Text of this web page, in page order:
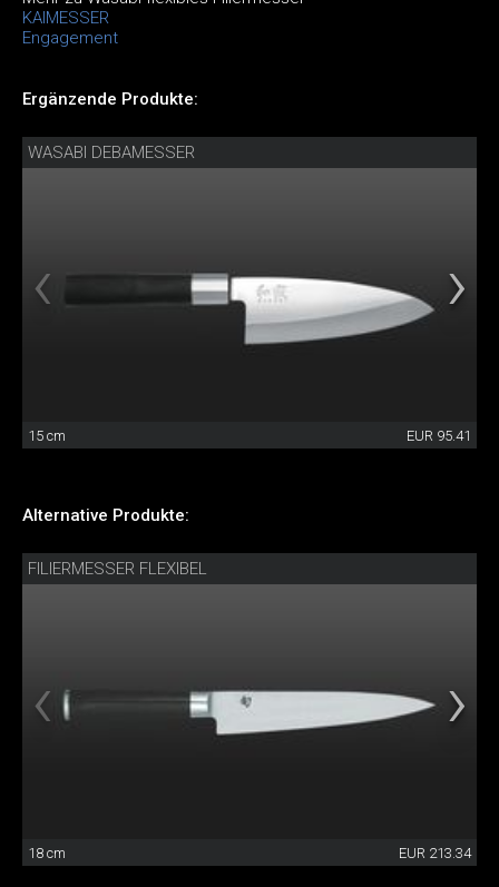
KAIMESSER
Engagement
Ergänzende Produkte:
WASABI DEBAMESSER
15 cm EUR 95.41
Alternative Produkte:
FILIERMESSER FLEXIBEL
18 cm EUR 213.34